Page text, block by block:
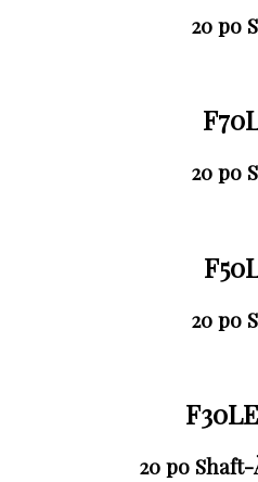
20 po
20 po
20 po
20 po